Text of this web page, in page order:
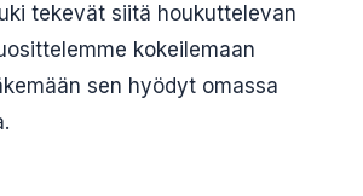
tekevät siitä houkuttelevan
kokeilemaan
sen hyödyt omassa